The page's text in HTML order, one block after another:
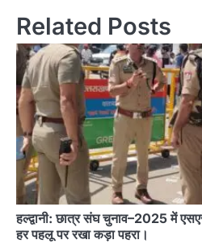
Related Posts
हल्द्वानी: छात्र संघ चुनाव–2025 में
हर पहलू पर रखा कड़ा पहरा।